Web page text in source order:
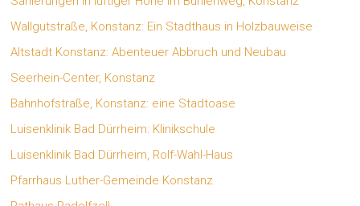
Wallgutstraße, Konstanz: Ein Stadthaus in Holzbauweise
Altstadt Konstanz: Abenteuer Abbruch und Neubau
Seerhein-Center, Konstanz
Bahnhofstraße, Konstanz: eine Stadtoase
Luisenklinik Bad Dürrheim: Klinikschule
Luisenklinik Bad Dürrheim, Rolf-Wahl-Haus
Pfarrhaus Luther-Gemeinde Konstanz